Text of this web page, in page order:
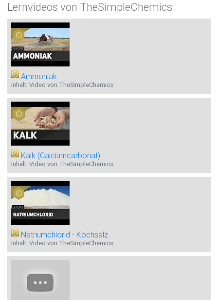
Lernvideos von TheSimpleChemics
Ammoniak
Inhalt: Video von TheSimpleChemics
Kalk (Calciumcarbonat)
Inhalt: Video von TheSimpleChemics
Natriumchlorid - Kochsalz
Inhalt: Video von TheSimpleChemics